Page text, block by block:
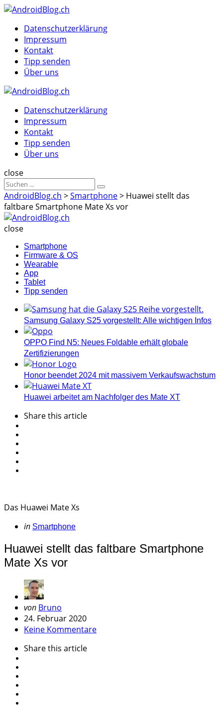
Menu
MenuDatenschutzerklärung
Impressum
Kontakt
Tipp senden
Über uns
Datenschutzerklärung
Impressum
Kontakt
Tipp senden
Über uns
Suche
close
Sucheergebnisse
für
Suche
AndroidBlog.ch >Smartphone> Huawei stellt das
faltbare Smartphone Mate Xs vor
close
Smartphone
Firmware & OS
Wearable
App
Tablet
Tipp senden
Samsung Galaxy S25 vorgestellt: Alle wichtigen Infos
OPPO Find N5: Neues Foldable erhält globale
Zertifizierungen
Honor beendet 2024 mit massivem Verkaufswachstum
Huawei arbeitet am Nachfolger des Mate XT
Sharethis article
Das Huawei Mate Xs
Categories
Posted
in Smartphone
Huawei stellt das faltbare Smartphone
Mate Xs vor
Geschrieben
von
von Bruno
24. Februar 2020
Keine Kommentare
Sharethis article